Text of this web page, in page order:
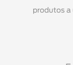
produtos a